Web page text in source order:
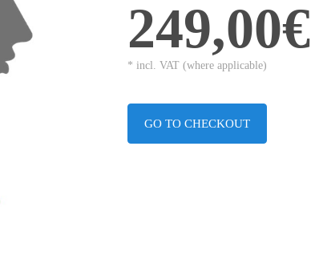
249,00€
* incl. VAT (where applicable)
GO TO CHECKOUT